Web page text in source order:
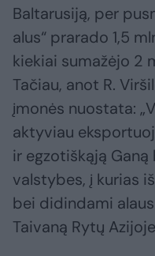
Baltarusiją, per
alus“ prarado 1,5
kiekiai sumažėjo 2
Tačiau, anot R.
įmonės nuostata:
aktyviau
ir egzotiškąją
valstybes, į kurias
bei didindami
Taivaną Rytų